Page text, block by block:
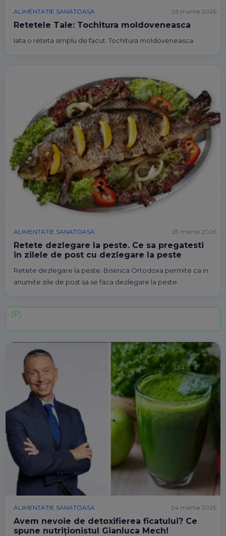
ALIMENTATIE SANATOASA
Retetele Tale: Tochitura moldoveneasca
Iata o reteta simplu de facut: Tochitura moldoveneasca.
26 martie 2026
ALIMENTATIE SANATOASA
Retete dezlegare la peste. Ce sa pregatesti
in zilele de post cu dezlegare la peste
Retete dezlegare la peste. Biserica Ortodoxa permite ca in
anumite zile de post sa se faca dezlegare la peste.
25 martie 2026
ALIMENTATIE SANATOASA
Avem nevoie de detoxifierea ficatului? Ce
spune nutriționistul Gianluca Mech!
24 martie 2026